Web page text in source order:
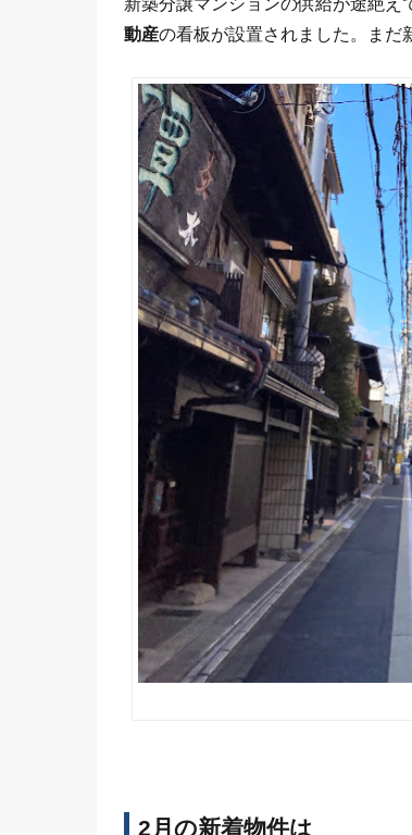
動産の看板が設置されました。まだ
2月の新着物件は